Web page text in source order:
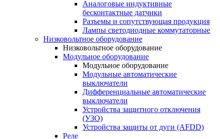
Аналоговые индуктивные
бесконтактные датчики
Разъемы и сопутствующая продукция
Лампы светодиодные коммутаторные
Низковольтное оборудование
Низковольтное оборудование
Модульное оборудование
Модульное оборудование
Модульные автоматические
выключатели
Дифференциальные автоматические
выключатели
Устройства защитного отключения
(УЗО)
Устройства защиты от дуги (AFDD)
Реле